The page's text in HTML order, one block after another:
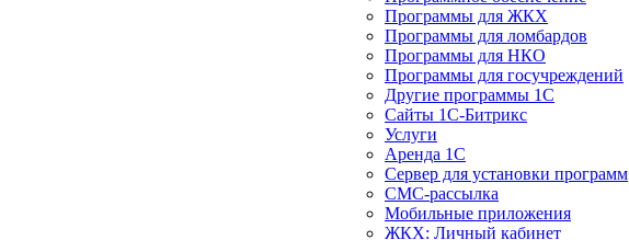
Программы для ЖКХ
Программы для ломбардов
Программы для НКО
Программы для госучреждений
Другие программы 1С
Сайты 1С-Битрикс
Услуги
Аренда 1С
Сервер для установки программ
СМС-рассылка
Мобильные приложения
ЖКХ: Личный кабинет